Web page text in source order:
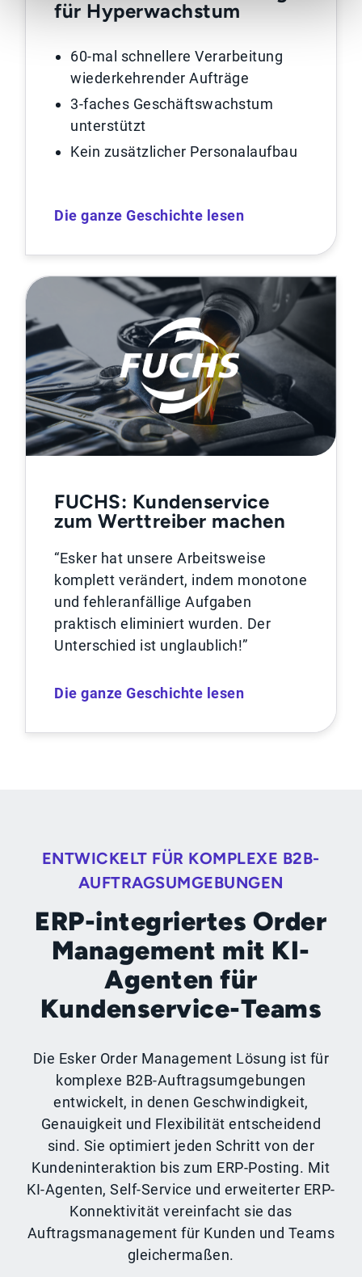
für Hyperwachstum
60-mal schnellere Verarbeitung
wiederkehrender Aufträge
3-faches Geschäftswachstum
unterstützt
Kein zusätzlicher Personalaufbau
Die ganze Geschichte lesen
FUCHS: Kundenservice
zum Werttreiber machen
“Esker hat unsere Arbeitsweise
komplett verändert, indem monotone
und fehleranfällige Aufgaben
praktisch eliminiert wurden. Der
Unterschied ist unglaublich!”
Die ganze Geschichte lesen
ENTWICKELT FÜR KOMPLEXE B2B-
AUFTRAGSUMGEBUNGEN
ERP-integriertes Order
Management mit KI-
Agenten für
Kundenservice-Teams
Die Esker Order Management Lösung ist für
komplexe B2B-Auftragsumgebungen
entwickelt, in denen Geschwindigkeit,
Genauigkeit und Flexibilität entscheidend
sind. Sie optimiert jeden Schritt von der
Kundeninteraktion bis zum ERP-Posting. Mit
KI-Agenten, Self-Service und erweiterter ERP-
Konnektivität vereinfacht sie das
Auftragsmanagement für Kunden und Teams
gleichermaßen.